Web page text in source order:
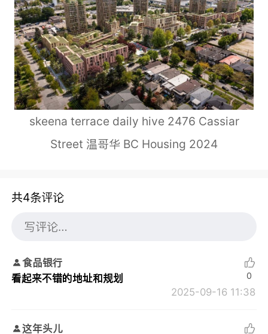
skeena terrace daily hive 2476 Cassiar
Street 温哥华 BC Housing 2024
共4条评论
食品银行
看起来不错的地址和规划
2025-09-16 11:38
0
这年头儿